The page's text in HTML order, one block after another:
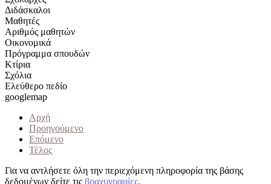
Διδάσκαλοι
Μαθητές
Αριθμός μαθητών
Οικονομικά
Πρόγραμμα σπουδών
Κτίρια
Σχόλια
Ελεύθερο πεδίο
googlemap
Αρχή
Προηγούμενο
Επόμενο
Τέλος
Για να αντλήσετε όλη την περιεχόμενη πληροφορία της βάσης
δεδομένων δείτε τις βραχυγραφίες.